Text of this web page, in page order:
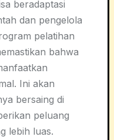
beradaptasi
dan pengelola
pelatihan
bahwa
Ini akan
bersaing di
peluang
lebih luas.